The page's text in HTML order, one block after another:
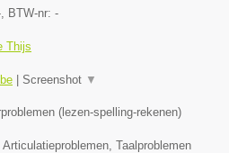
, BTW-nr: -
Thijs
| Screenshot ▼
(lezen-spelling-rekenen)
Taalproblemen